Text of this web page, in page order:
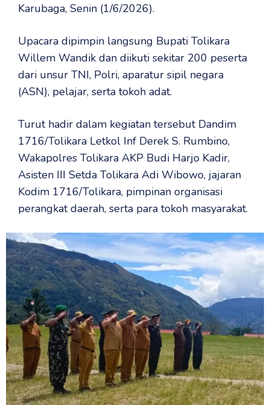
Karubaga, Senin (1/6/2026).
Upacara dipimpin langsung Bupati Tolikara
Willem Wandik dan diikuti sekitar 200 peserta
dari unsur TNI, Polri, aparatur sipil negara
(ASN), pelajar, serta tokoh adat.
Turut hadir dalam kegiatan tersebut Dandim
1716/Tolikara Letkol Inf Derek S. Rumbino,
Wakapolres Tolikara AKP Budi Harjo Kadir,
Asisten III Setda Tolikara Adi Wibowo, jajaran
Kodim 1716/Tolikara, pimpinan organisasi
perangkat daerah, serta para tokoh masyarakat.